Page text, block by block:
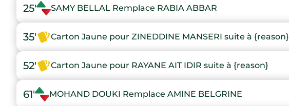
25' SAMY BELLAL Remplace RABIA ABBAR
35' Carton Jaune pour ZINEDDINE MANSERI suite à {reason}
52' Carton Jaune pour RAYANE AIT IDIR suite à {reason}
61' MOHAND DOUKI Remplace AMINE BELGRINE